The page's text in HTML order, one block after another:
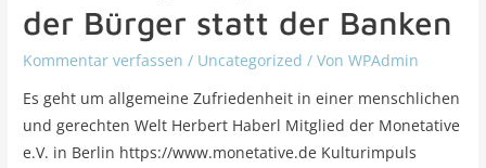
der Bürger statt der Banken
Kommentar verfassen / Uncategorized / VonWPAdmin
Es geht um allgemeine Zufriedenheit in einer menschlichen
und gerechten Welt Herbert Haberl Mitglied der Monetative
e.V. in Berlin https://www.monetative.de Kulturimpuls